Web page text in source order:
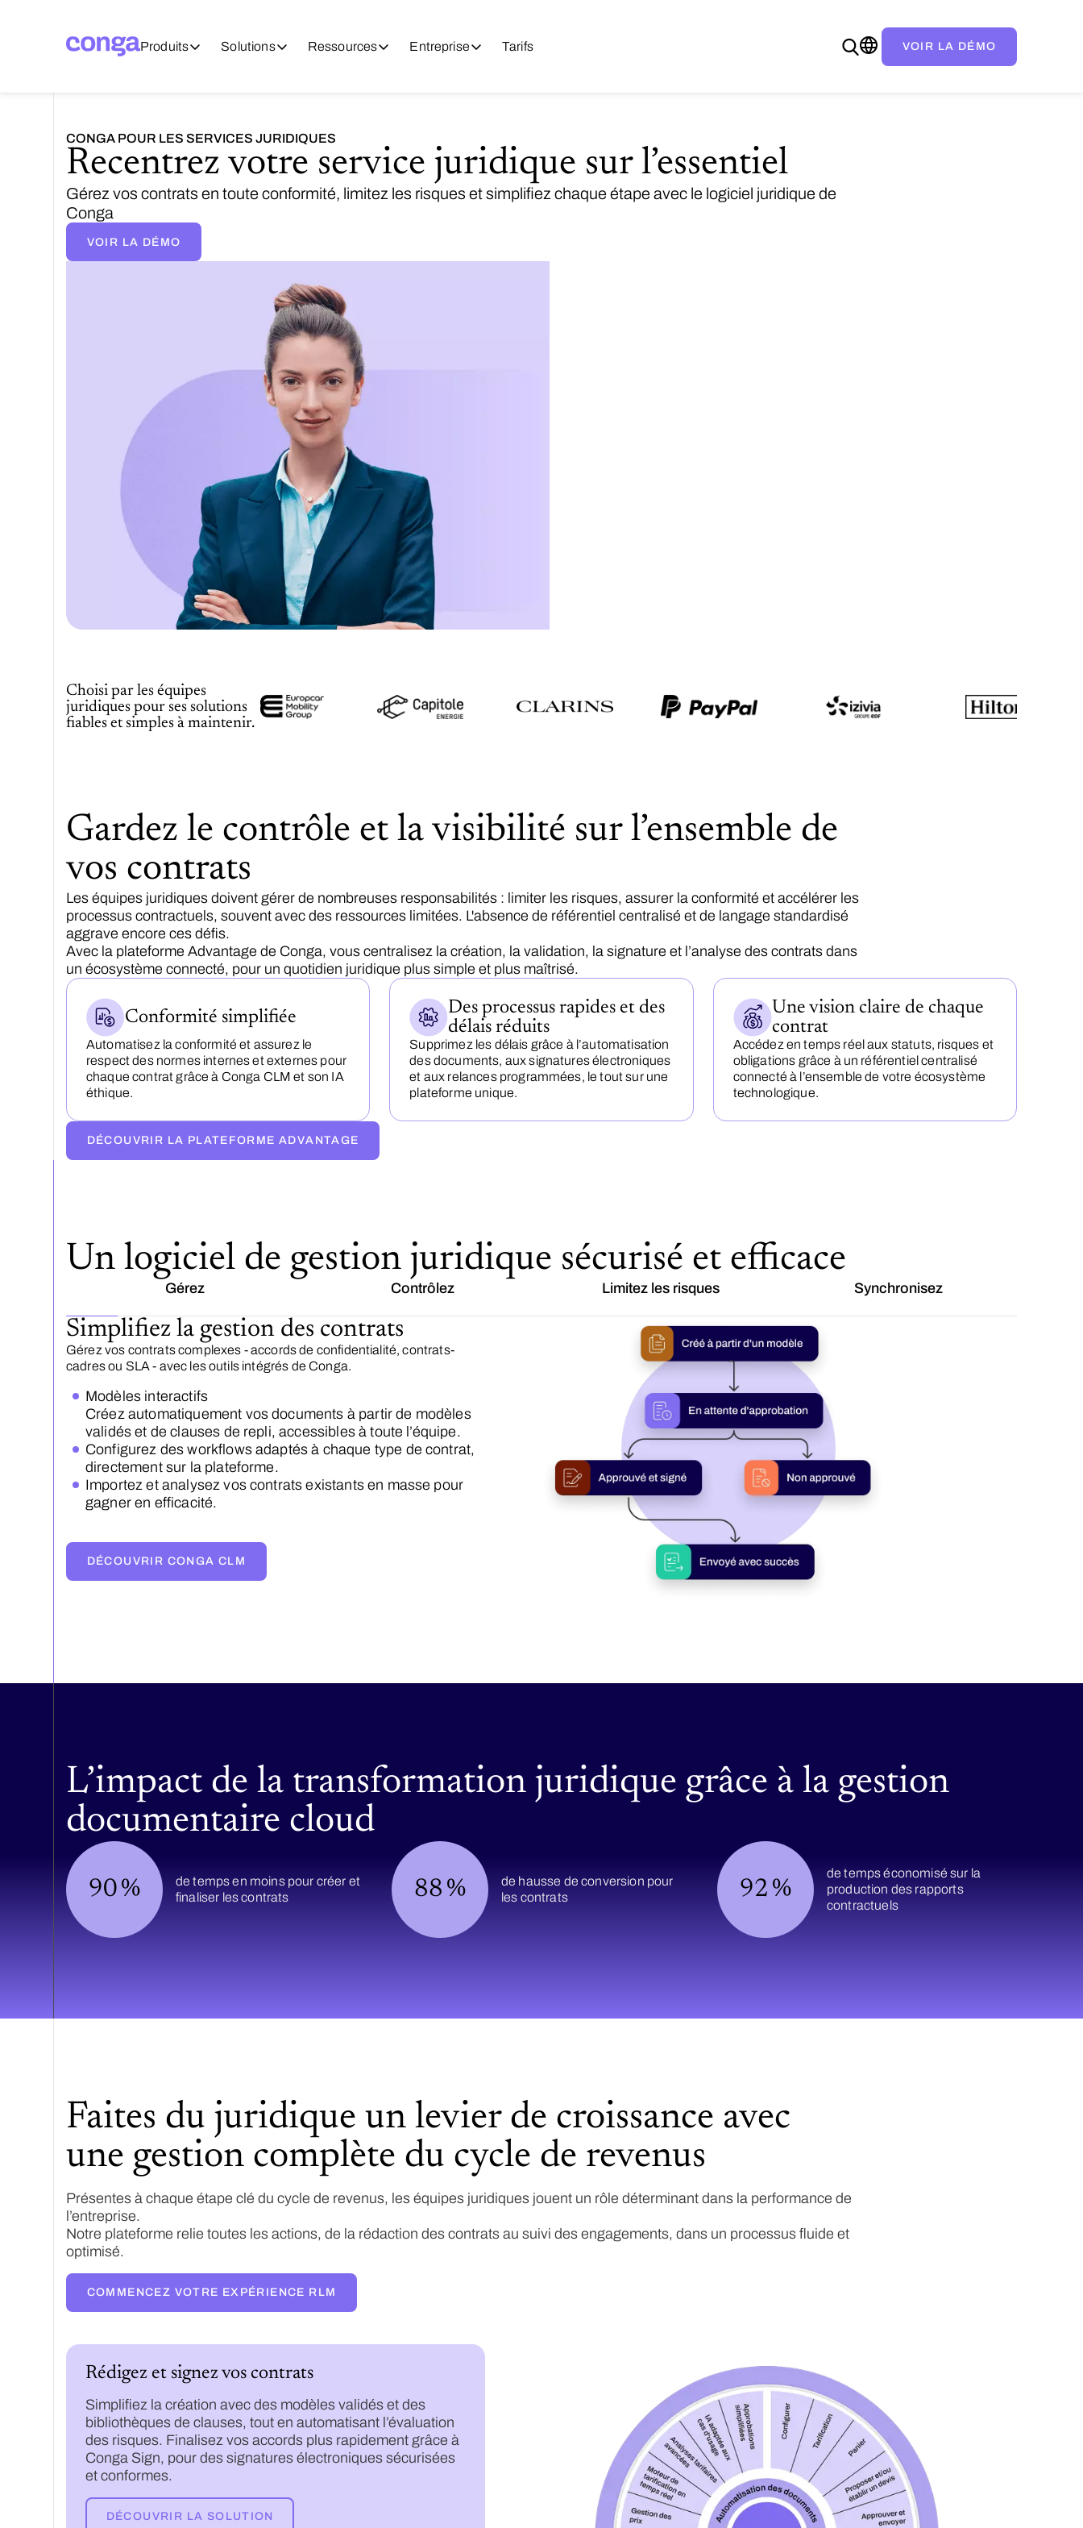
Produits Solutions Ressources Entreprise Tarifs VOIR LA DÉMO
CONGA POUR LES SERVICES JURIDIQUES
Recentrez votre service juridique sur l’essentiel
Gérez vos contrats en toute conformité, limitez les risques et simplifiez chaque étape avec le logiciel juridique de
Conga
VOIR LA DÉMO
Choisi par les équipes
juridiques pour ses solutions
fiables et simples à maintenir.
Gardez le contrôle et la visibilité sur l’ensemble de
vos contrats
Les équipes juridiques doivent gérer de nombreuses responsabilités : limiter les risques, assurer la conformité et accélérer les
processus contractuels, souvent avec des ressources limitées. L'absence de référentiel centralisé et de langage standardisé
aggrave encore ces défis.
Avec la plateforme Advantage de Conga, vous centralisez la création, la validation, la signature et l’analyse des contrats dans
un écosystème connecté, pour un quotidien juridique plus simple et plus maîtrisé.
Conformité simplifiée
Automatisez la conformité et assurez le
respect des normes internes et externes pour
chaque contrat grâce à Conga CLM et son IA
éthique.
Des processus rapides et des
délais réduits
Supprimez les délais grâce à l’automatisation
des documents, aux signatures électroniques
et aux relances programmées, le tout sur une
plateforme unique.
Une vision claire de chaque
contrat
Accédez en temps réel aux statuts, risques et
obligations grâce à un référentiel centralisé
connecté à l’ensemble de votre écosystème
technologique.
DÉCOUVRIR LA PLATEFORME ADVANTAGE
Un logiciel de gestion juridique sécurisé et efficace
Gérez Contrôlez Limitez les risques Synchronisez
Simplifiez la gestion des contrats
Gérez vos contrats complexes - accords de confidentialité, contrats-
cadres ou SLA - avec les outils intégrés de Conga.
Modèles interactifs
Créez automatiquement vos documents à partir de modèles
validés et de clauses de repli, accessibles à toute l’équipe.
Configurez des workflows adaptés à chaque type de contrat,
directement sur la plateforme.
Importez et analysez vos contrats existants en masse pour
gagner en efficacité.
DÉCOUVRIR CONGA CLM
L’impact de la transformation juridique grâce à la gestion
documentaire cloud
90%
de temps en moins pour créer et
finaliser les contrats
88 %
de hausse de conversion pour
les contrats
92 %
de temps économisé sur la
production des rapports
contractuels
Faites du juridique un levier de croissance avec
une gestion complète du cycle de revenus
Présentes à chaque étape clé du cycle de revenus, les équipes juridiques jouent un rôle déterminant dans la performance de
l’entreprise.
Notre plateforme relie toutes les actions, de la rédaction des contrats au suivi des engagements, dans un processus fluide et
optimisé.
COMMENCEZ VOTRE EXPÉRIENCE RLM
Rédigez et signez vos contrats
Simplifiez la création avec des modèles validés et des
bibliothèques de clauses, tout en automatisant l’évaluation
des risques. Finalisez vos accords plus rapidement grâce à
Conga Sign, pour des signatures électroniques sécurisées
et conformes.
DÉCOUVRIR LA SOLUTION